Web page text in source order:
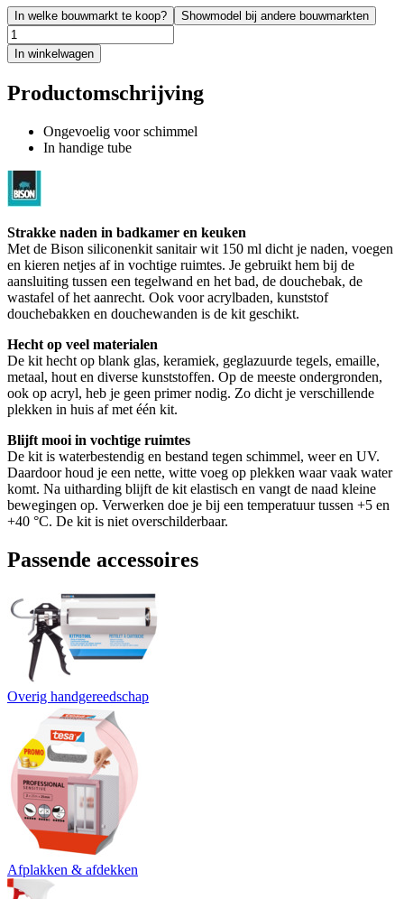
In welke bouwmarkt te koop? Showmodel bij andere bouwmarkten
In winkelwagen
Productomschrijving
Ongevoelig voor schimmel
In handige tube
Strakke naden in badkamer en keuken
Met de Bison siliconenkit sanitair wit 150 ml dicht je naden, voegen
en kieren netjes af in vochtige ruimtes. Je gebruikt hem bij de
aansluiting tussen een tegelwand en het bad, de douchebak, de
wastafel of het aanrecht. Ook voor acrylbaden, kunststof
douchebakken en douchewanden is de kit geschikt.
Hecht op veel materialen
De kit hecht op blank glas, keramiek, geglazuurde tegels, emaille,
metaal, hout en diverse kunststoffen. Op de meeste ondergronden,
ook op acryl, heb je geen primer nodig. Zo dicht je verschillende
plekken in huis af met één kit.
Blijft mooi in vochtige ruimtes
De kit is waterbestendig en bestand tegen schimmel, weer en UV.
Daardoor houd je een nette, witte voeg op plekken waar vaak water
komt. Na uitharding blijft de kit elastisch en vangt de naad kleine
bewegingen op. Verwerken doe je bij een temperatuur tussen +5 en
+40 °C. De kit is niet overschilderbaar.
Passende accessoires
Overig handgereedschap
Afplakken & afdekken